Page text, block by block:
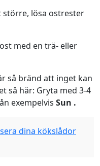
större, lösa ostrester
med en trä- eller
så bränd att inget kan
så här: Gryta med 3-4
exempelvis Sun .
dina kökslådor